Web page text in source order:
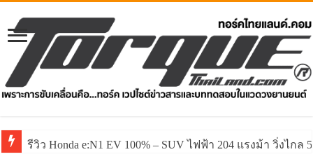
รีวิว ลองขับ All New GWM HAVAL H6 ปรับโฉมหน้าใหม่